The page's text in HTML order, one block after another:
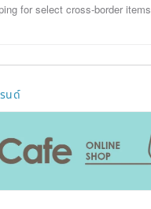
for select cross-border items
นด์